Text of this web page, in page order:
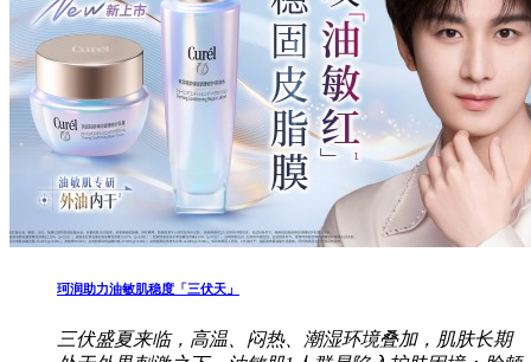
珂润助力油敏肌稳度「三伏天」
三伏盛夏来临，高温、闷热、潮湿环境叠加，肌肤长期